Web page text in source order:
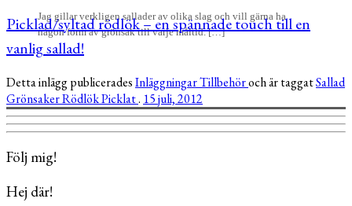
Jag gillar verkligen sallader av olika slag och vill gärna ha
någon form av grönsak till varje måltid. […]
Picklad/syltad rödlök – en spännade touch till en
vanlig sallad!
Detta inlägg publiceradesInläggningarTillbehöroch är taggatSallad
GrönsakerRödlökPicklat. 15 juli, 2012
Följ mig!
Hej där!